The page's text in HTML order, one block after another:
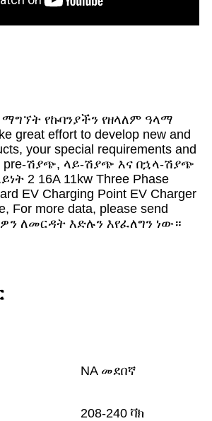
ማግኘት የኩባንያችን የዘላለም ዓላማ
great effort to develop new and
your special requirements and
pre-ሽያጭ, ላይ-ሽያጭ እና በኋላ-ሽያጭ
2 16A 11kw Three Phase
EV Charging Point EV Charger
For more data, please send
ለመርዳት እድሉን እየፈለግን ነው።
NA መደበኛ
208-240 ቫክ